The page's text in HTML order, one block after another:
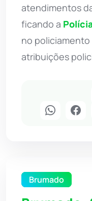
atendimentos
ficando a
no
atribuições
Brumado